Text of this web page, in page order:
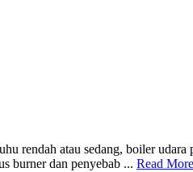
rendah atau sedang, boiler
burner dan penyebab ... Read More